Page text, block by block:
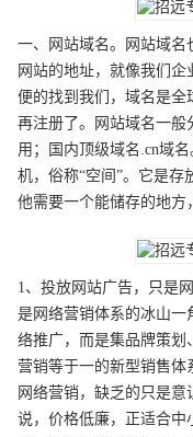
一、网站域名。网站域名
网站的地址，就像我们
便的找到我们，域名是全
再注册了。网站域名一般
用；国内顶级域名.cn域
机，俗称“空间”。它是存
他需要一个能储存的地方
1、投放网站广告，只是
是网络营销体系的冰山一
络推广，而是集品牌策划
营销等于一的新型销售
网络营销，缺乏的只是
说，价格低廉，正适合中